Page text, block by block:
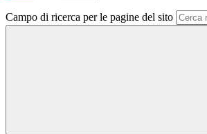
Campo di ricerca per le pagine del sito